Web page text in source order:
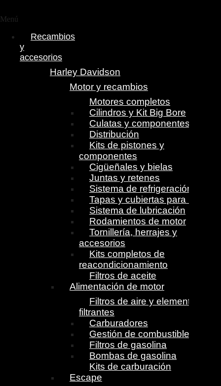
Menú
Recambios
y
accesorios
Harley Davidson
Motor y recambios
Motores completos
Cilindros y Kit Big Bore
Culatas y componentes
Distribución
Kits de pistones y
componentes
Cigüeñales y bielas
Juntas y retenes
Sistema de refrigeración
Tapas y cubiertas para motor
Sistema de lubricación
Rodamientos de motor
Tornillería, herrajes y
accesorios
Kits completos de
reacondicionamiento
Filtros de aceite
Alimentación de motor
Filtros de aire y elementos
filtrantes
Carburadores
Gestión de combustible
Filtros de gasolina
Bombas de gasolina
Kits de carburación
Escape